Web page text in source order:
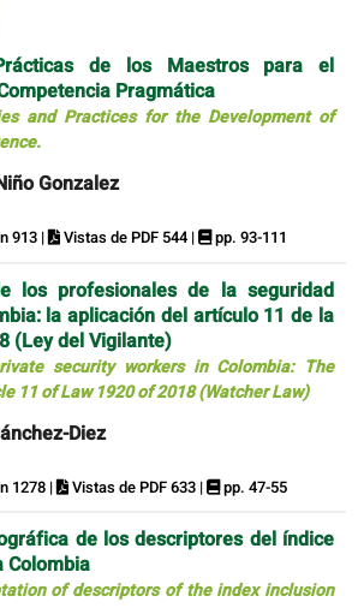
de los Maestros para el
Pragmática
and Practices for the Development of
Gonzalez
913 | Vistas de PDF 544 | pp. 93-111
los profesionales de la seguridad
la aplicación del artículo 11 de la
(Ley del Vigilante)
security workers in Colombia: The
11 of Law 1920 of 2018 (Watcher Law)
Diez
1278 | Vistas de PDF 633 | pp. 47-55
de los descriptores del índice
Colombia
of descriptors of the index inclusion